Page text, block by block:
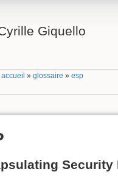
Giquello
accueil »glossaire »esp
Security